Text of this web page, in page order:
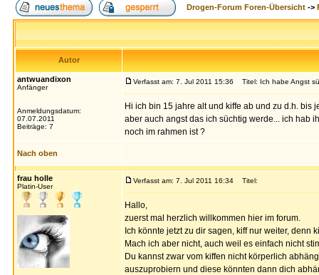
Drogen-Forum Foren-Übersicht ->
Autor
antwuandixon
Anfänger
Anmeldungsdatum:
07.07.2011
Beiträge: 7
Verfasst am: 7. Jul 2011 15:36 Titel: Ich habe Angst
Hi ich bin 15 jahre alt und kiffe ab und zu d.h. bis
aber auch angst das ich süchtig werde... ich hab
noch im rahmen ist ?
Nach oben
frau holle
Platin-User
Verfasst am: 7. Jul 2011 16:34 Titel:
Hallo,
zuerst mal herzlich willkommen hier im forum.
Ich könnte jetzt zu dir sagen, kiff nur weiter, denn
Mach ich aber nicht, auch weil es einfach nicht
Du kannst zwar vom kiffen nicht körperlich
auszuprobiern und diese könnten dann dich
BMI-Rechner
Alkoholfreie Cocktails